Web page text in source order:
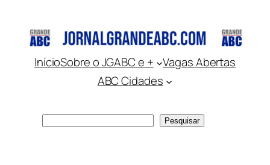
conteúdo
InícioSobre o JGABC e +
Vagas Abertas
ABC Cidades
Pesquisar